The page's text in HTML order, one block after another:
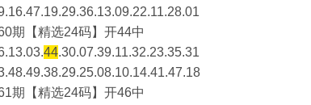
期【精选24码】开44中
44.30.07.39.11.32.23.35.31
期【精选24码】开46中